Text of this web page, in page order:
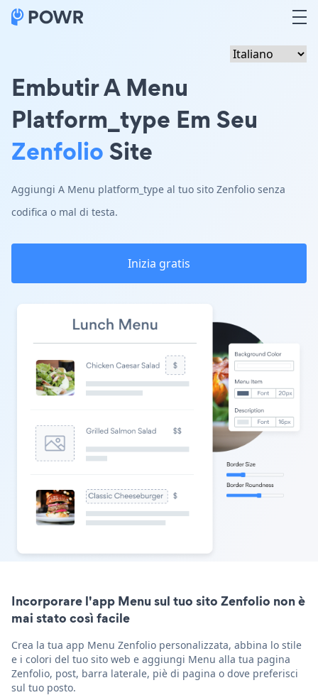
Embutir A Menu
Platform_type Em Seu
ZenfolioSite
Aggiungi A Menu platform_type al tuo sito Zenfolio senza
codifica o mal di testa.
Inizia gratis
Incorporare l'app Menu sul tuo sito Zenfolio non è
mai stato così facile
Crea la tua app Menu Zenfolio personalizzata, abbina lo stile
e i colori del tuo sito web e aggiungi Menu alla tua pagina
Zenfolio, post, barra laterale, piè di pagina o dove preferisci
sul tuo posto.